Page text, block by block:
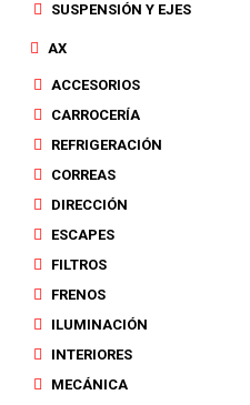
SUSPENSIÓN Y EJES
AX
ACCESORIOS
CARROCERÍA
REFRIGERACIÓN
CORREAS
DIRECCIÓN
ESCAPES
FILTROS
FRENOS
ILUMINACIÓN
INTERIORES
MECÁNICA